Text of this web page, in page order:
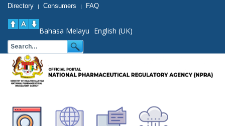
Directory | Consumers | FAQ
Bahasa Melayu English (UK)